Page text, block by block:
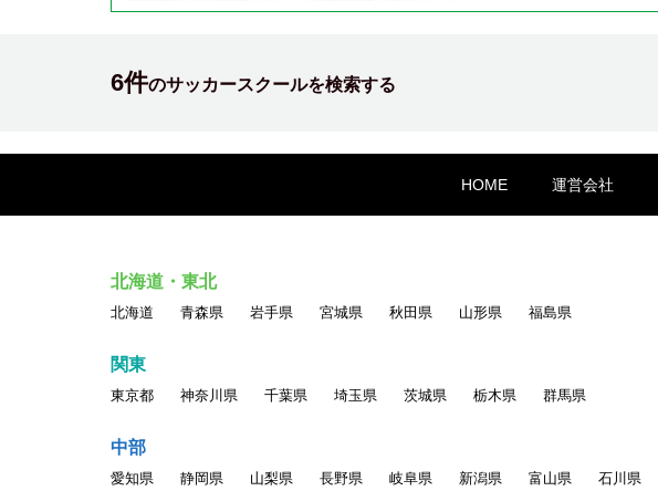
6件のサッカースクールを検索する
HOME 運営会社
北海道・東北
北海道 青森県 岩手県 宮城県 秋田県 山形県 福島県
関東
東京都 神奈川県 千葉県 埼玉県 茨城県 栃木県 群馬県
中部
愛知県 静岡県 山梨県 長野県 岐阜県 新潟県 富山県 石川県